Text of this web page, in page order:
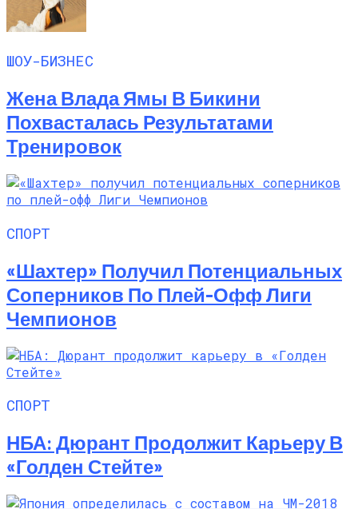
ШОУ-БИЗНЕС
Жена Влада Ямы В Бикини
Похвасталась Результатами
Тренировок
СПОРТ
«Шахтер» Получил Потенциальных
Соперников По Плей-Офф Лиги
Чемпионов
СПОРТ
НБА: Дюрант Продолжит Карьеру В
«Голден Стейте»